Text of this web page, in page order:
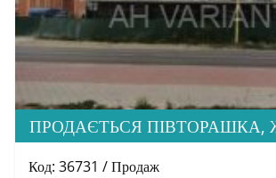
ПРОДАЄТЬСЯ ПІВТОРАШКА,
Код: 36731 / Продаж